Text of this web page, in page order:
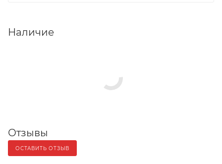
Наличие
Отзывы
ОСТАВИТЬ ОТЗЫВ